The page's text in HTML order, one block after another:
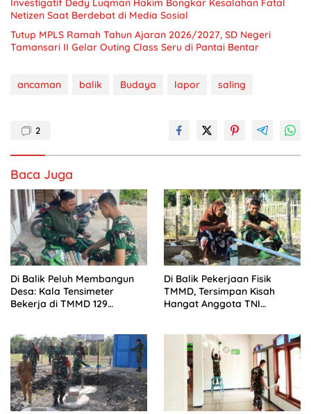
Investigatif Dedy Luqman Hakim Bongkar Kesalahan Fatal
Netizen Saat Berdebat di Media Sosial
Tutup MPLS Ramah Tahun Ajaran 2026/2027, SD Negeri
Tamansari II Gelar Outing Class Seru di Pantai Bentar
ancaman balik Budaya lapor saling
2
Baca Juga
Di Balik Peluh Membangun
Desa: Kala Tensimeter
Bekerja di TMMD 129
Di Balik Pekerjaan Fisik
TMMD, Tersimpan Kisah
Hangat Anggota TNI